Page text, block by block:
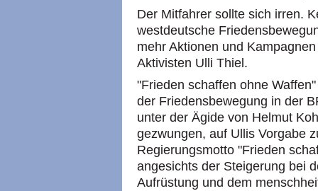
Der Mitfahrer sollte sich irren.
westdeutsche
mehr Aktionen und
Aktivisten Ulli Thiel.
"Frieden schaffen ohne
der Friedensbewegung in der
unter der Ägide von Helmut
gezwungen, auf Ullis Vorgabe
Regierungsmotto "Frieden
angesichts der Steigerung bei
Aufrüstung und dem